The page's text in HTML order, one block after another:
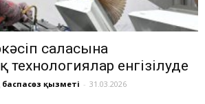
саласына
енгізілуде
баспасөз қызметі - 31.03.2026